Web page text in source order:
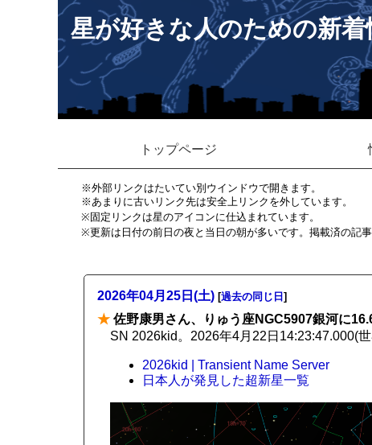
星が好きな人のための新着
トップページ
※外部リンクはたいてい別ウインドウで開きます。
※あまりに古いリンク先は安全上リンクを外しています。
※固定リンクは星のアイコンに仕込まれています。
※更新は日付の前日の夜と当日の朝が多いです。掲載済の記
2026年04月25日(土) [過去の同じ日 ]
★ 佐野康男さん、りゅう座NGC5907銀河に
SN 2026kid。2026年4月22日14:23:47.000(世
2026kid | Transient Name Server
日本人が発見した超新星一覧